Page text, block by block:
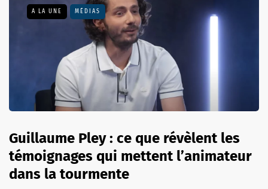
A LA UNE MÉDIAS
Guillaume Pley : ce que révèlent les
témoignages qui mettent l’animateur
dans la tourmente